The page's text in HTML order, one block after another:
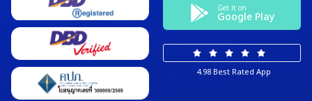
Get it on
Google Play
4.98 Best Rated App